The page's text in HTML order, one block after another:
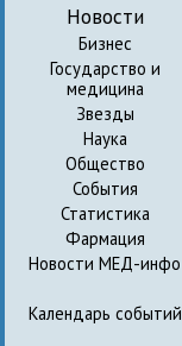
Новости
Бизнес
Государство и
медицина
Звезды
Наука
Общество
События
Статистика
Фармация
Новости МЕД-инфо
Календарь событий